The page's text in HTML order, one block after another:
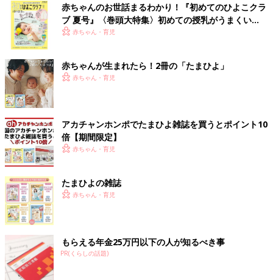
赤ちゃんのお世話まるわかり！『初めてのひよこクラ
ブ 夏号』〈巻頭大特集〉初めての授乳がうまくい
く！ おっぱい・ミルクの基本と夏のトラブル 解決テ
赤ちゃん・育児
赤ちゃんが生まれたら！2冊の「たまひよ」
赤ちゃん・育児
アカチャンホンポでたまひよ雑誌を買うとポイント10
倍【期間限定】
赤ちゃん・育児
たまひよの雑誌
赤ちゃん・育児
もらえる年金25万円以下の人が知るべき事
PR(くらしの話題)